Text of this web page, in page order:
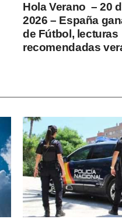
Hola Verano – 20
2026 – España
de Fútbol, lecturas
recomendadas